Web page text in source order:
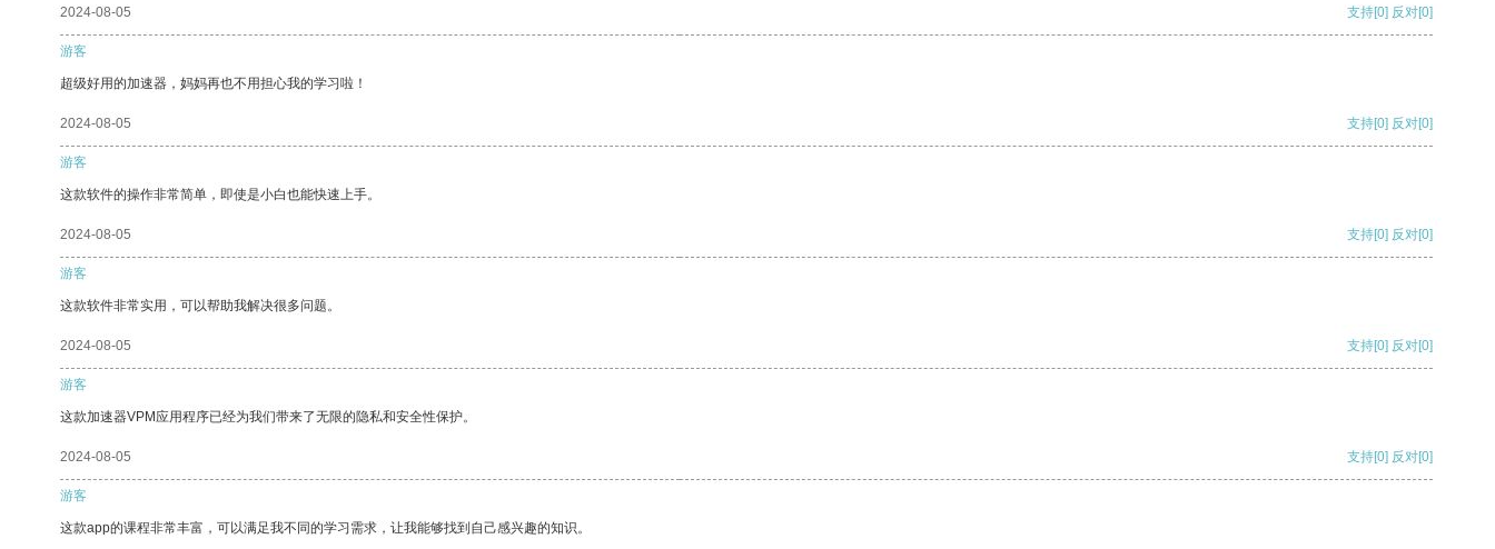
2024-08-05 支持[0] 反对[0]
游客
超级好用的加速器，妈妈再也不用担心我的学习啦！
2024-08-05 支持[0] 反对[0]
游客
这款软件的操作非常简单，即使是小白也能快速上手。
2024-08-05 支持[0] 反对[0]
游客
这款软件非常实用，可以帮助我解决很多问题。
2024-08-05 支持[0] 反对[0]
游客
这款加速器VPM应用程序已经为我们带来了无限的隐私和安全性保护。
2024-08-05 支持[0] 反对[0]
游客
这款app的课程非常丰富，可以满足我不同的学习需求，让我能够找到自己感兴趣的知识。